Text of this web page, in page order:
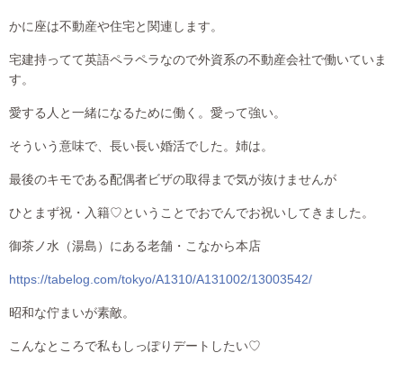
かに座は不動産や住宅と関連します。
宅建持ってて英語ペラペラなので外資系の不動産会社で働いていま
す。
愛する人と一緒になるために働く。愛って強い。
そういう意味で、長い長い婚活でした。姉は。
最後のキモである配偶者ビザの取得まで気が抜けませんが
ひとまず祝・入籍♡ということでおでんでお祝いしてきました。
御茶ノ水（湯島）にある老舗・こなから本店
https://tabelog.com/tokyo/A1310/A131002/13003542/
昭和な佇まいが素敵。
こんなところで私もしっぽりデートしたい♡